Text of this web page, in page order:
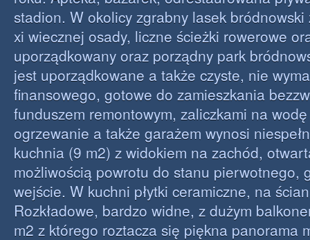
stadion. W okolicy zgrabny lasek bródnowski
xi wiecznej osady, liczne ścieżki rowerowe
uporządkowany oraz porządny park
jest uporządkowane a także czyste, nie
finansowego, gotowe do zamieszkania
funduszem remontowym, zaliczkami na
ogrzewanie a także garażem wynosi
kuchnia (9 m2) z widokiem na zachód,
możliwością powrotu do stanu pierwotnego,
wejście. W kuchni płytki ceramiczne, na
Rozkładowe, bardzo widne, z dużym
m2 z którego roztacza się piękna panorama